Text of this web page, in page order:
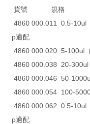
貨號 規格 適
4860 000.011 0.5-
p適配
4860 000.020 5-100ul
4860 000.038 20-
4860 000.046 50-
4860 000.054 100-
4860 000.062 0.5-
p適配